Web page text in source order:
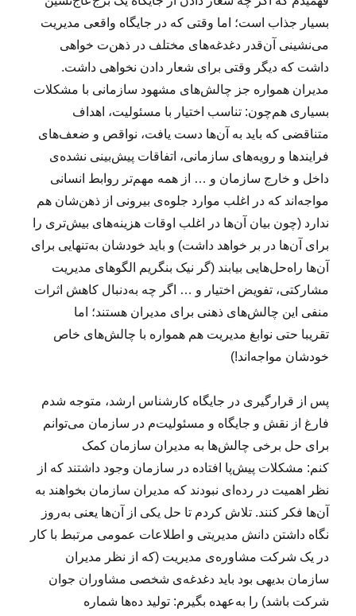
ی
س
م
ا
ن‌
ا
ی
ا
ی
ر
ا
بسیار جذاب است؛ اما وقتی که در جایگاه واقعی مدیریت
می‌نشینی آن‌قدر دغدغه‌های مختلف در ذهن‌ت خواهی
داشت که دیگر وقتی برای شعار دادن نخواهی داشت.
مدیران همواره جز چالش‌های مشهود سازمانی با مشکلات
بسیاری هم‌چون: تناسب اختیار با مسئولیت، اهداف
متناقضی که باید به آن‌ها دست یافت، نواقص و ضعف‌های
فرایندها و رویه‌های سازمانی، اتفاقات پیش‌بینی نشده‌ی
داخل و خارج سازمان و … از همه مهم‌تر روابط انسانی
مواجه‌اند که در اغلب موارد جلوه‌ی بیرونی از ذهن‌شان هم
ندارد (چون بیان آن‌ها در اغلب اوقات هزینه‌های بیش‌تری را
برای آن‌ها در بر خواهد داشت) و باید خودشان به‌تنهایی برای
آن‌ها راه‌حل‌هایی بیابند (گر نیک بنگریم الگوهای مدیریت
مشارکتی، تفویض اختیار و … اگر چه به‌دنبال کاهش اثرات
منفی این چالش‌های ذهنی برای مدیران هستند؛ اما
تقریبا حتی نوابغ مدیریت هم همواره با چالش‌های خاص
خودشان مواجه‌اند!)
پس از قرارگیری در جایگاه کارشناس ارشد، متوجه شدم
فارغ از نقش و جایگاه و مسئولیت‌م در سازمان می‌توانم
برای حل برخی چالش‌ها به مدیران سازمان کمک
کنم: مشکلات پیش‌پا افتاده در سازمان وجود داشتند که از
نظر اهمیت در رده‌ای نبودند که مدیران سازمان بخواهند به
آن‌ها فکر کنند. تلاش کردم تا حل یکی از آن‌ها یعنی به‌روز
نگاه داشتن دانش مدیریتی و اطلاعات عمومی مرتبط با کار
در یک شرکت مشاوره‌ی مدیریت (که از نظر مدیران
سازمان بدیهی بود باید دغدغه‌ی شخصی مشاوران جوان
شرکت باشد) را به‌عهده بگیرم: تولید ده‌ها شماره